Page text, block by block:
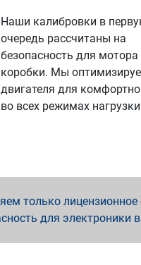
Наши калибровки в
очередь рассчитаны на
безопасность для мотора
коробки. Мы
двигателя для
во всех режимах
только лицензионное
для электроники